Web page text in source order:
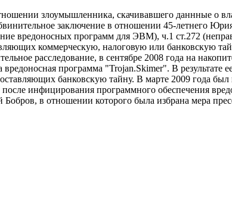
злоумышленника, скачивавшего даннные о
заключение в отношении 45-летнего
вредоносных программ для ЭВМ), ч.1 ст.272
коммерческую, налоговую или банковскую
расследование, в сентябре 2008 года на
программа "Trojan.Skimer". В результате
банковскую тайну. В марте 2009 года
инфицирования программного обеспечения
в отношении которого была избрана мера